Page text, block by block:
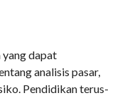
dapat
analisis pasar,
Pendidikan terus-